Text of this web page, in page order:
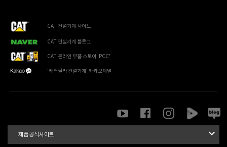
CAT 건설기계 사이트
CAT 건설기계 블로그
CAT 온라인 부품 스토어 'PCC'
'캐터필라 건설기계' 카카오채널
제품 공식사이트 